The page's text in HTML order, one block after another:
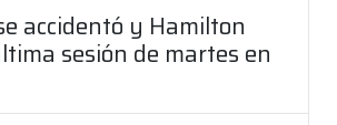
accidentó y Hamilton
sesión de martes en